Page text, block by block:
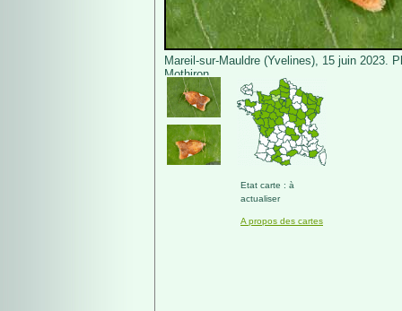
Mareil-sur-Mauldre (Yvelines), 15 juin 2023.
Mothiron.
Etat carte : à
actualiser
A propos des cartes